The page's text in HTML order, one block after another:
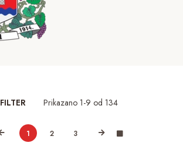
FILTER Prikazano 1-9 od 134
1 2 3